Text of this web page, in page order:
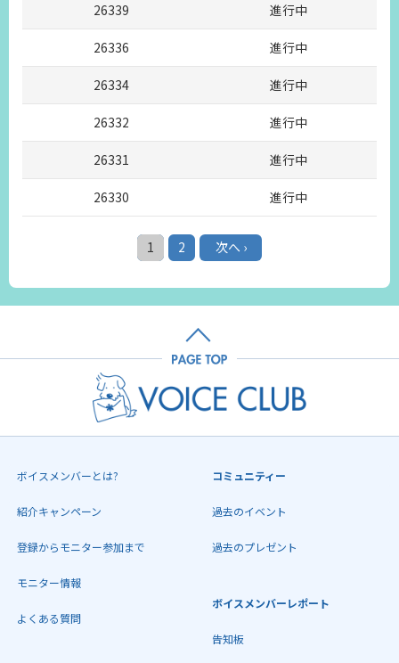
26339 進行中
26336 進行中
26334 進行中
26332 進行中
26331 進行中
26330 進行中
1 2 次へ ›
ボイスメンバーとは?
紹介キャンペーン
登録からモニター参加まで
モニター情報
よくある質問
コミュニティー
過去のイベント
過去のプレゼント
ボイスメンバーレポート
告知板